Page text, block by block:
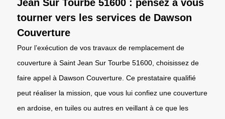
Jean Sur Tourbe 51600 : pensez à vous
tourner vers les services de Dawson
Couverture
Pour l’exécution de vos travaux de remplacement de
couverture à Saint Jean Sur Tourbe 51600, choisissez de
faire appel à Dawson Couverture. Ce prestataire qualifié
peut réaliser la mission, que vous lui confiez une couverture
en ardoise, en tuiles ou autres en veillant à ce que les